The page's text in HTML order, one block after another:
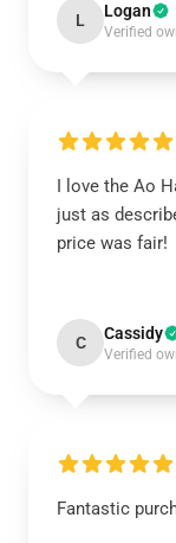
L Logan
Verified
I love the Ao
just as
price was fair!
C Cassidy
Verified
Fantastic